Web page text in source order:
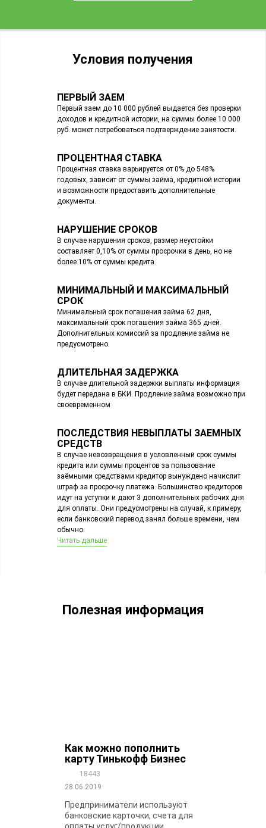
Условия получения
ПЕРВЫЙ ЗАЕМ
Первый заем до 10 000 рублей выдается без проверки
доходов и кредитной истории, на суммы более 10 000
руб. может потребоваться подтверждение занятости.
ПРОЦЕНТНАЯ СТАВКА
Процентная ставка варьируется от 0% до 548%
годовых, зависит от суммы займа, кредитной истории
и возможности предоставить дополнительные
документы.
НАРУШЕНИЕ СРОКОВ
В случае нарушения сроков, размер неустойки
составляет 0,10% от суммы просрочки в день, но не
более 10% от суммы кредита.
МИНИМАЛЬНЫЙ И МАКСИМАЛЬНЫЙ
СРОК
Минимальный срок погашения займа 62 дня,
максимальный срок погашения займа 365 дней.
Дополнительных комиссий за продление займа не
предусмотрено.
ДЛИТЕЛЬНАЯ ЗАДЕРЖКА
В случае длительной задержки выплаты информация
будет передана в БКИ. Продление займа возможно при
своевременном
ПОСЛЕДСТВИЯ НЕВЫПЛАТЫ ЗАЕМНЫХ
СРЕДСТВ
В случае невозвращения в условленный срок суммы
кредита или суммы процентов за пользование
заёмными средствами кредитор вынуждено начислит
штраф за просрочку платежа. Большинство кредиторов
идут на уступки и дают 3 дополнительных рабочих дня
для оплаты. Они предусмотрены на случай, к примеру,
если банковский перевод занял больше времени, чем
обычно.
Читать дальше
Полезная информация
Как можно пополнить
карту Тинькофф Бизнес
18443
28.06.2019
Предприниматели используют
банковские карточки, счета для